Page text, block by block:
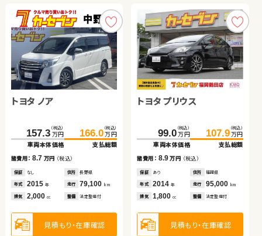
トヨタ ノア
157.3 （税込）
万円
車両本体価格
166.0 （税込）
万円
支払総額
諸費用：8.7 万円 （税込）
保証 なし 住所 長野県
年式 2015 年 走行 79,100 km
排気 2,000 cc 整備 法定整備付
見積もり・在庫確認
トヨタ プリウス
99.0 （税込）
万円
車両本体価格
107.9 （税込）
万円
支払総額
諸費用： 8.9万円 （税込）
保証 あり 住所 福岡県
年式 2014年 走行 95,000 km
排気 1,800cc 整備 法定整備付
見積もり・在庫確認
ダイハツ タント
90.1 （税込）
万円
車両本体価格
97.5 （税込）
万円
支払総額
諸費用：7.4 万円 （税込）
保証 あり 住所 福島県
年式 2015 年 走行 50,400 km
排気 660cc 整備 なし
見積もり・在庫確認
トヨタ アルファード
102.3 （税込）
万円
車両本体価格
119.9 （税込）
万円
支払総額
諸費用： 17.6万円（税込）
保証 なし 住所 福島県
年式 2009年 走行 54,400 km
排気 3,500cc 整備 なし
見積もり・在庫確認
ダイハツ タント
46.6 （税込）
万円
車両本体価格
54.8 （税込）
万円
支払総額
諸費用：8.2 万円 （税込）
保証 あり 住所 青森県
年式 2019 年 走行 98,400 km
排気 660cc 整備 法定整備付
見積もり・在庫確認
スバル フォレスター
207.6 （税込）
万円
車両本体価格
221.3 （税込）
万円
支払総額
諸費用： 13.7万円（税込）
保証 あり 住所 埼玉県
年式 2017年 走行 20,500 km
排気 2,000cc 整備 なし
見積もり・在庫確認